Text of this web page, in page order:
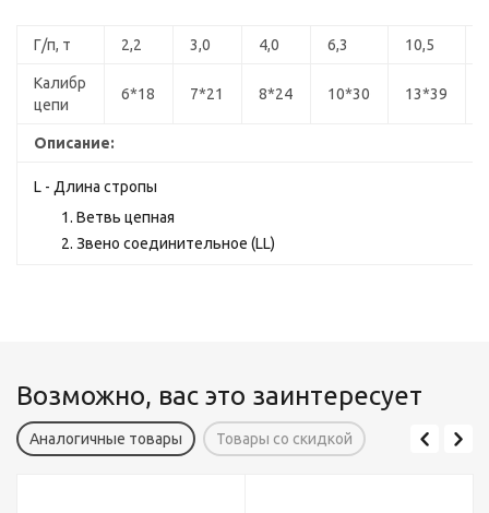
Г/п, т 2,2 3,0 4,0 6,3 10,5
Калибр
цепи
6*18 7*21 8*24 10*30 13*39
Описание:
L - Длина стропы
Ветвь цепная
Звено соединительное (LL)
Возможно, вас это заинтересует
Аналогичные товары Товары со скидкой